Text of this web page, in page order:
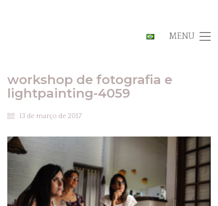
MENU
workshop de fotografia e
lightpainting-4059
13 de março de 2017